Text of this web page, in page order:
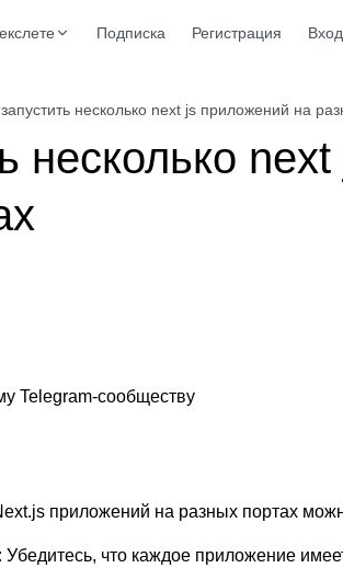
Подписка Регистрация Вход
несколько next js приложений на
несколько
Telegram-сообществу
приложений на разных портах
: Убедитесь, что каждое приложение